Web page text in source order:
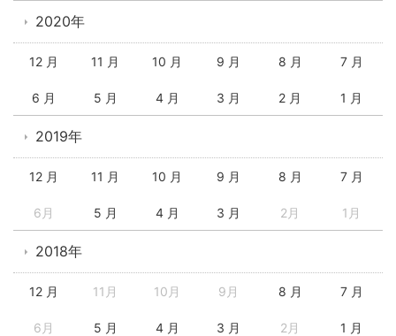
2020年
12 月 11 月 10 月 9 月 8 月 7 月
6 月 5 月 4 月 3 月 2 月 1 月
2019年
12 月 11 月 10 月 9 月 8 月 7 月
6月 5 月 4 月 3 月 2月 1月
2018年
12 月 11月 10月 9月 8 月 7 月
6月 5 月 4 月 3 月 2月 1 月